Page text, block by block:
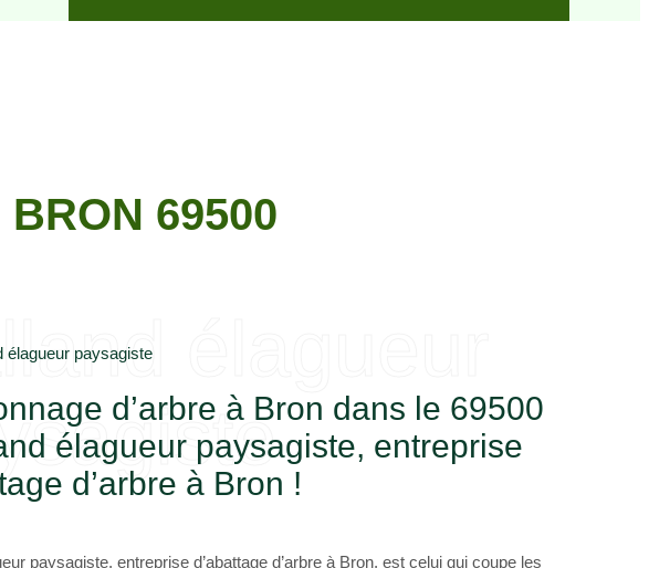
69500
élagueur paysagiste
élagueur
d’arbre à Bron dans le 69500
élagueur paysagiste, entreprise
d’arbre à Bron !
paysagiste, entreprise d’abattage d’arbre à Bron, est celui qui coupe les